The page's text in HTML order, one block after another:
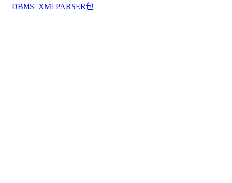
DBMS_XMLPARSER包